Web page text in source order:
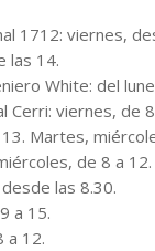
1712: viernes,
las 14.
White: del
Cerri: viernes, de
Martes,
de 8 a 12.
las 8.30.
a 15.
a 12.